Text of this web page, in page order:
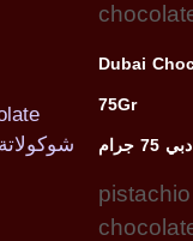
Dubai
75Gr
جرام